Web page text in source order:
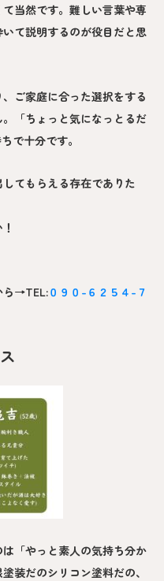
当然です。難しい言葉や専
て説明するのが役目だと思
ご家庭に合った選択をする
「ちょっと気になっとるだ
で十分です。
てもらえる存在でありた
ら→TEL:０９０-６２５４-７
「やっと素人の気持ち分か
装だのシリコン塗料だの、